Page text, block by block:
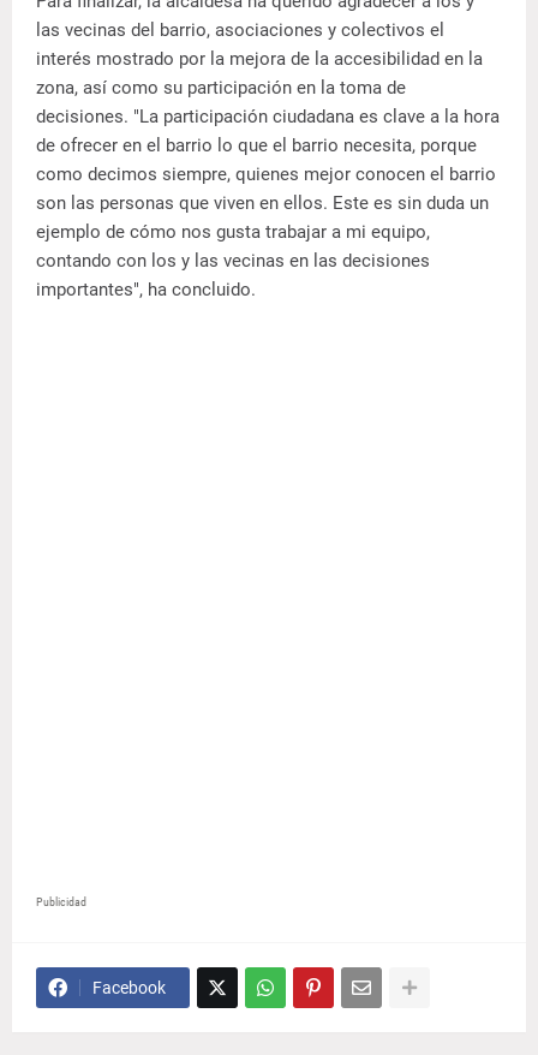
las vecinas del barrio, asociaciones y colectivos el
interés mostrado por la mejora de la accesibilidad en la
zona, así como su participación en la toma de
decisiones. "La participación ciudadana es clave a la hora
de ofrecer en el barrio lo que el barrio necesita, porque
como decimos siempre, quienes mejor conocen el barrio
son las personas que viven en ellos. Este es sin duda un
ejemplo de cómo nos gusta trabajar a mi equipo,
contando con los y las vecinas en las decisiones
importantes", ha concluido.
Publicidad
Facebook